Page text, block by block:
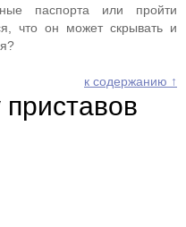
паспорта или пройти
что он может скрывать и
к содержанию ↑